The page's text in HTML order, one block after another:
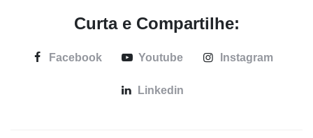
Curta e Compartilhe:
Facebook Youtube Instagram
Linkedin